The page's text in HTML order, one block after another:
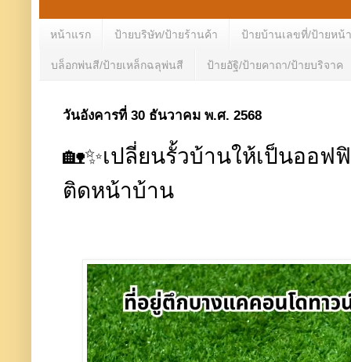
หน้าแรก ป้ายบริษัท/ป้ายร้านค้า ป้ายบ้านเลขที่/ป้ายหน้
บล็อกพ่นสี/ป้ายเหล็กฉลุพ่นสี ป้ายอัฐิ/ป้ายคาถา/ป้ายบริจาค
วันอังคารที่ 30 ธันวาคม พ.ศ. 2568
🏡✨เปลี่ยนรั้วบ้านให้เป็นออฟ
ติดหน้าบ้าน